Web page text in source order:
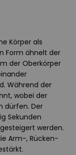
Körper als
Form ähnelt der
der Oberkörper
Während der
wobei der
dürfen. Der
Sekunden
werden.
Arm-, Rücken-